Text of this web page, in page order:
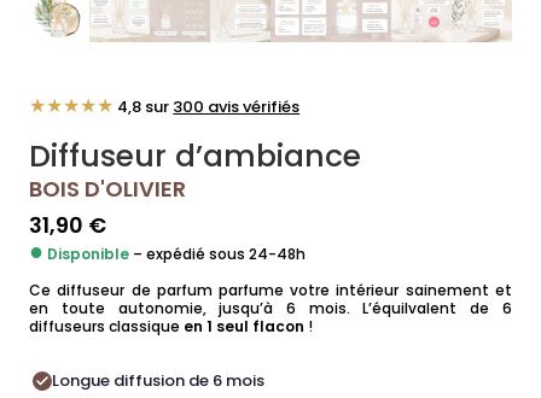
★★★★★ 4,8 sur 300 avis vérifiés
Diffuseur d’ambiance
BOIS D'OLIVIER
31,90 €
● Disponible – expédié sous 24-48h
Ce diffuseur de parfum parfume votre intérieur sainement et
en toute autonomie, jusqu’à 6 mois. L’équilvalent de 6
diffuseurs classique en 1 seul flacon !
Longue diffusion de 6 mois